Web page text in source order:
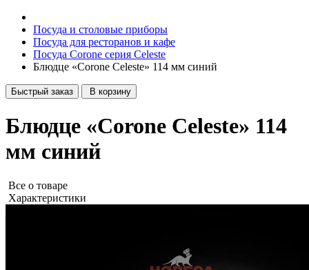
Посуда и столовые приборы
Посуда для ресторанов и кафе
Посуда Corone серия Celeste
Блюдце «Corone Celeste» 114 мм синий
Быстрый заказ В корзину
Блюдце «Corone Celeste» 114
мм синий
Все о товаре
Характеристики